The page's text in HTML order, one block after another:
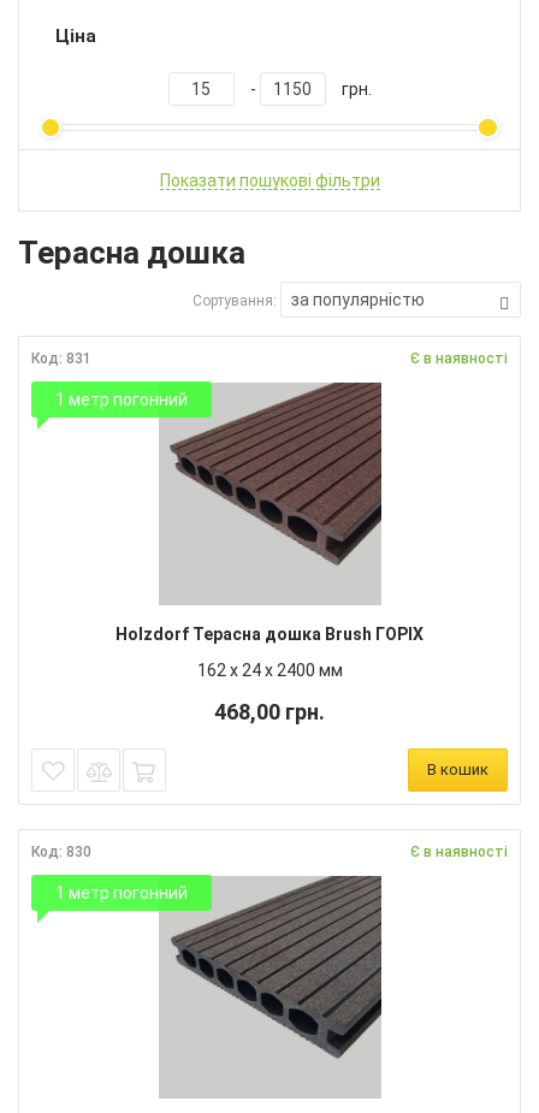
Ціна
- грн.
Показати пошукові фільтри
Терасна дошка
Сортування: за популярністю
Код: 831 Є в наявності
1 метр погонний
Holzdorf Терасна дошка Brush ГОРІХ
162 х 24 х 2400 мм
468,00 грн.
В кошик
Код: 830 Є в наявності
1 метр погонний